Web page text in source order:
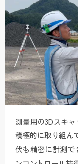
測量用の3Dスキ
積極的に取り組ん
伏も精密に計測で